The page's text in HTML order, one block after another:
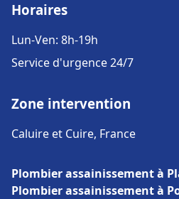
Horaires
Lun-Ven: 8h-19h
Service d'urgence 24/7
Zone intervention
Caluire et Cuire, France
Plombier assainissement à
Plombier assainissement à